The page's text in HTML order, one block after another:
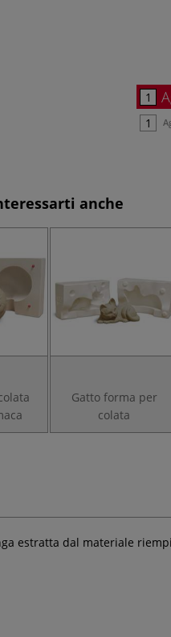
anche
Gatto forma per
colata
estratta dal materiale